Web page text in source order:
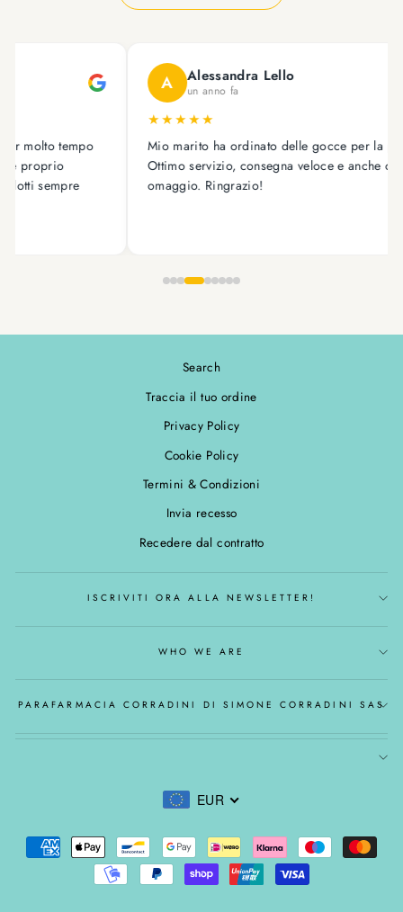
Alessandra Lello
marito ha ordinato delle gocce per la pressione.
servizio, consegna veloce e anche campioncini
Ringrazio!
Ho
Search
Traccia il tuo ordine
Privacy Policy
Cookie Policy
Termini & Condizioni
Invia recesso
Recedere dal contratto
ISCRIVITI ORA ALLA NEWSLETTER!
WHO WE ARE
PARAFARMACIA CORRADINI DI SIMONE CORRADINI SAS
EUR